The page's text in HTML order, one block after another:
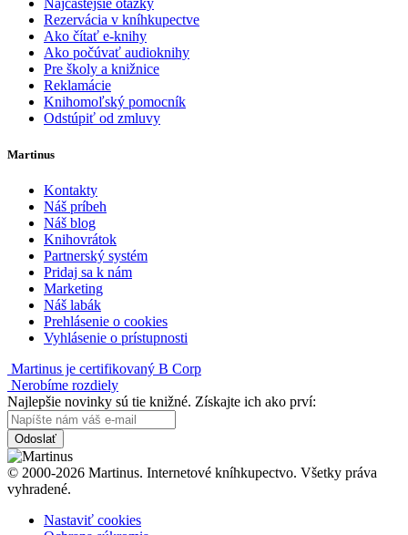
Najčastejšie otázky
Rezervácia v kníhkupectve
Ako čítať e-knihy
Ako počúvať audioknihy
Pre školy a knižnice
Reklamácie
Knihomoľský pomocník
Odstúpiť od zmluvy
Martinus
Kontakty
Náš príbeh
Náš blog
Knihovrátok
Partnerský systém
Pridaj sa k nám
Marketing
Náš labák
Prehlásenie o cookies
Vyhlásenie o prístupnosti
Martinus je certifikovaný B Corp
Nerobíme rozdiely
Najlepšie novinky sú tie knižné. Získajte ich ako prví:
Odoslať
© 2000-2026 Martinus. Internetové kníhkupectvo. Všetky práva
vyhradené.
Nastaviť cookies